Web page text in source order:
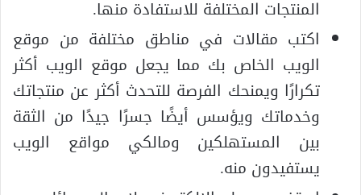
المنتجات المختلفة للاستفادة منها.
اكتب مقالات في مناطق مختلفة من موقع
الويب الخاص بك مما يجعل موقع الويب أكثر
تكرارًا ويمنحك الفرصة للتحدث أكثر عن منتجاتك
وخدماتك ويؤسس أيضًا جسرًا جيدًا من الثقة
بين المستهلكين ومالكي مواقع الويب
يستفيدون منه.